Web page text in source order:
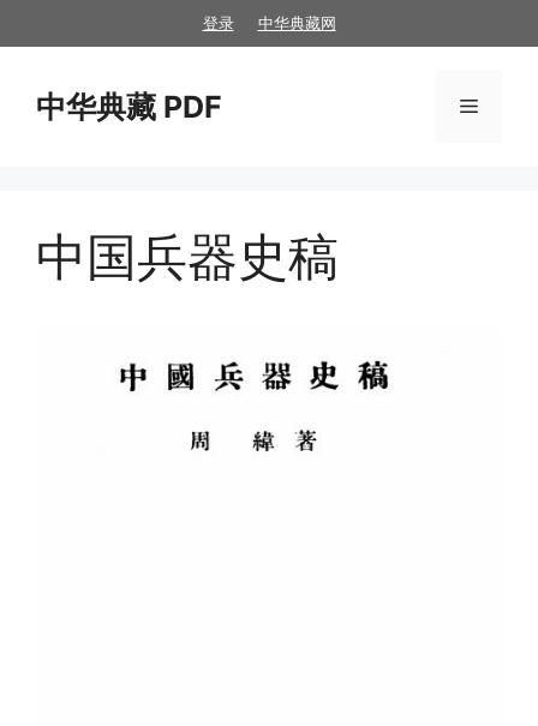
至
登录 中华典藏网
中华典藏 PDF 菜
中国兵器史稿